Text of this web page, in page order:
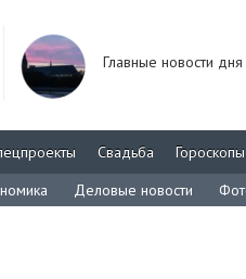
Главные новости дня
Свадьба
Гороскопы
Деловые новости